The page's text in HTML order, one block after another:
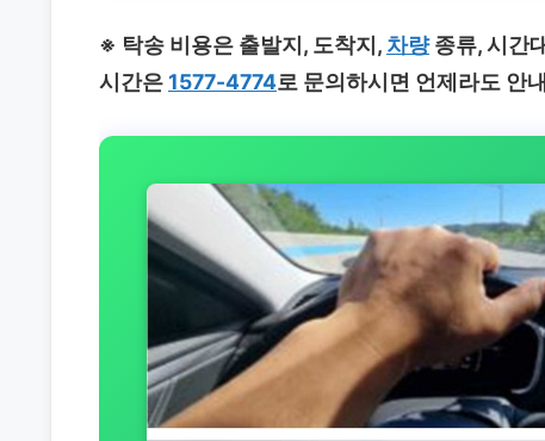
※ 탁송 비용은 출발지, 도착지, 차량종류, 시간
시간은1577-4774로 문의하시면 언제라도 안